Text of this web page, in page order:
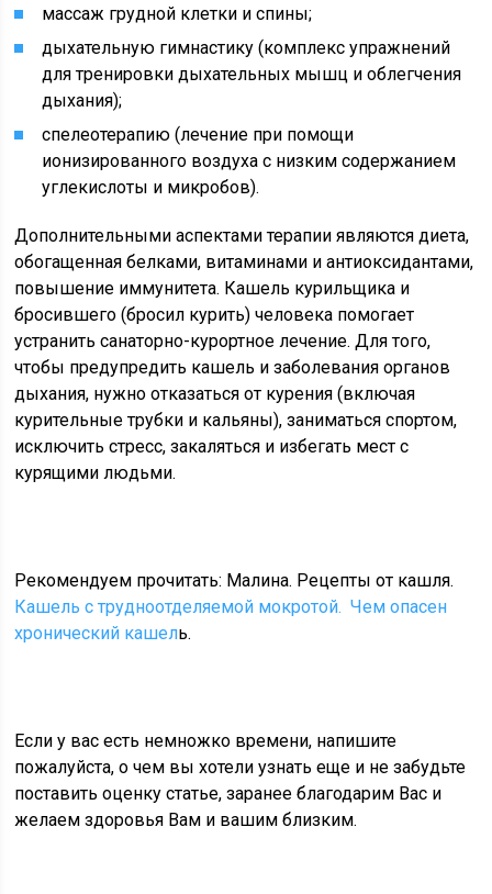
массаж грудной клетки и спины;
дыхательную гимнастику (комплекс упражнений
для тренировки дыхательных мышц и облегчения
дыхания);
спелеотерапию (лечение при помощи
ионизированного воздуха с низким содержанием
углекислоты и микробов).
Дополнительными аспектами терапии являются диета,
обогащенная белками, витаминами и антиоксидантами,
повышение иммунитета. Кашель курильщика и
бросившего (бросил курить) человека помогает
устранить санаторно-курортное лечение. Для того,
чтобы предупредить кашель и заболевания органов
дыхания, нужно отказаться от курения (включая
курительные трубки и кальяны), заниматься спортом,
исключить стресс, закаляться и избегать мест с
курящими людьми.
Рекомендуем прочитать: Малина. Рецепты от кашля.
Кашель с трудноотделяемой мокротой. Чем опасен
хронический кашель.
Если у вас есть немножко времени, напишите
пожалуйста, о чем вы хотели узнать еще и не забудьте
поставить оценку статье, заранее благодарим Вас и
желаем здоровья Вам и вашим близким.